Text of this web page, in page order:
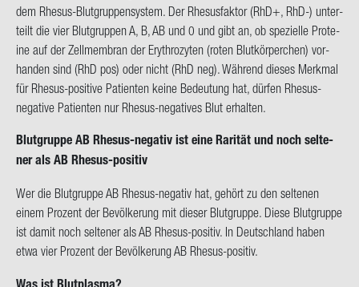
dem Rhesus-​Blutgruppensystem. Der Rhe­sus­fak­tor (RhD+, RhD-) un­ter­
teilt die vier Blut­grup­pen A, B, AB und 0 und gibt an, ob spe­zi­el­le Pro­te­
ine auf der Zell­mem­bran der Ery­thro­zy­ten (roten Blut­kör­per­chen) vor­
han­den sind (RhD pos) oder nicht (RhD neg). Wäh­rend die­ses Merk­mal
für Rhesus-​positive Pa­ti­en­ten keine Be­deu­tung hat, dür­fen Rhesus-​
negative Pa­ti­en­ten nur Rhesus-​negatives Blut er­hal­ten.
Blut­grup­pe AB Rhesus-​negativ ist eine Ra­ri­tät und noch sel­te­
ner als AB Rhesus-​positiv
Wer die Blut­grup­pe AB Rhesus-​negativ hat, ge­hört zu den sel­te­nen
einem Pro­zent der Be­völ­ke­rung mit die­ser Blut­grup­pe. Diese Blut­grup­pe
ist damit noch sel­te­ner als AB Rhesus-​positiv. In Deutsch­land haben
etwa vier Pro­zent der Be­völ­ke­rung AB Rhesus-​positiv.